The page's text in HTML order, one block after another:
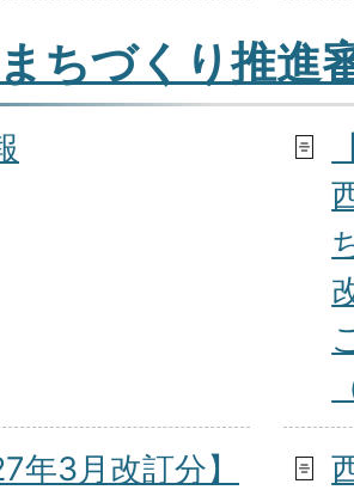
ちづくり推進
年3月改訂分】